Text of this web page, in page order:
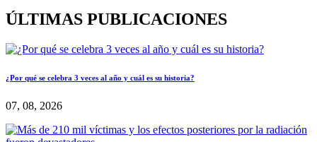
ÚLTIMAS PUBLICACIONES
¿Por qué se celebra 3 veces al año y cuál es su historia?
07, 08, 2026